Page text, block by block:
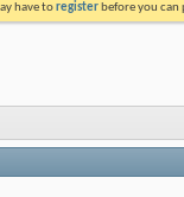
have toregister before you